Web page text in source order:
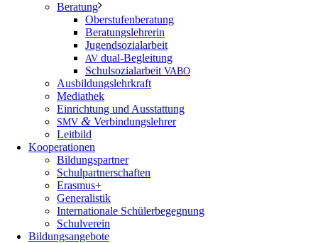
Beratung
Oberstufenberatung
Beratungslehrerin
Jugendsozialarbeit
AV dual-Begleitung
Schulsozialarbeit VABO
Ausbildungslehrkraft
Mediathek
Einrichtung und Ausstattung
SMV & Verbindungslehrer
Leitbild
Kooperationen
Bildungspartner
Schulpartnerschaften
Erasmus+
Generalistik
Internationale Schülerbegegnung
Schulverein
Bildungsangebote